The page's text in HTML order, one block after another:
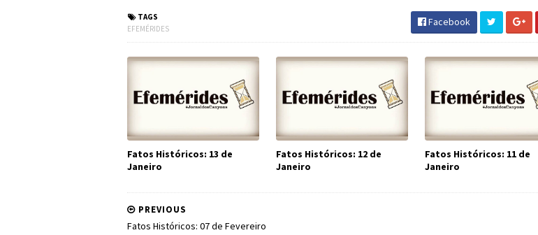
TAGS
EFEMÉRIDES
Facebook
Fatos Históricos: 13 de
Janeiro
Fatos Históricos: 12 de
Janeiro
Fatos Históricos: 11 de
Janeiro
PREVIOUS
Fatos Históricos: 07 de Fevereiro